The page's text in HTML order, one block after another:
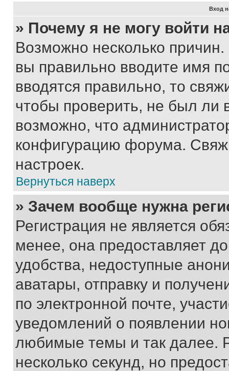
Вход
» Почему я не могу войти
Возможно несколько
вы правильно вводите имя
вводятся правильно, то
чтобы проверить, не был ли
возможно, что
конфигурацию форума.
настроек.
Вернуться наверх
» Зачем вообще нужна
Регистрация не является
менее, она предоставляет
удобства, недоступные
аватары, отправку и
по электронной почте,
уведомлений о появлении
любимые темы и так далее.
несколько секунд, но